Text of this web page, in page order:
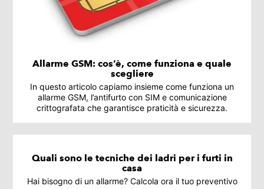
Allarme GSM: cos’è, come funziona e quale
scegliere
In questo articolo capiamo insieme come funziona un
allarme GSM, l’antifurto con SIM e comunicazione
crittografata che garantisce praticità e sicurezza.
Quali sono le tecniche dei ladri per i furti in
casa
Hai bisogno di un allarme? Calcola ora il tuo preventivo